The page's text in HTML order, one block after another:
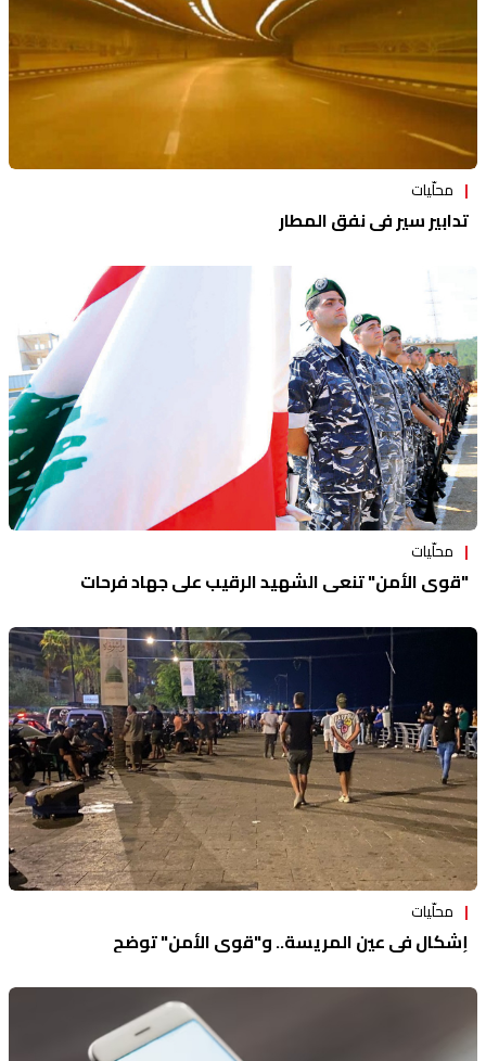
محلّيات
تدابير سير في نفق المطار
محلّيات
"قوى الأمن" تنعى الشهيد الرقيب علي جهاد فرحات
محلّيات
إشكال في عين المريسة.. و"قوى الأمن" توضح